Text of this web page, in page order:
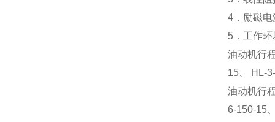
4．励磁
5．工作
油动机行
15、 HL-
油动机行
6-150-15